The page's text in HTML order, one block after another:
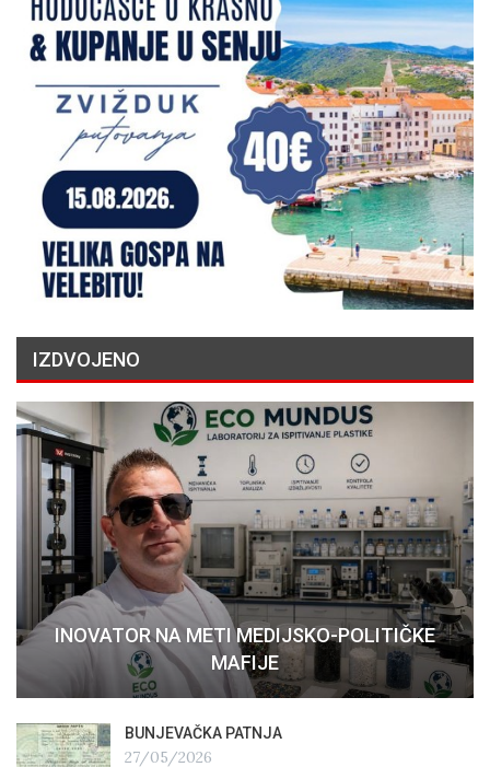
IZDVOJENO
INOVATOR NA METI MEDIJSKO-POLITIČKE
MAFIJE
BUNJEVAČKA PATNJA
27/05/2026